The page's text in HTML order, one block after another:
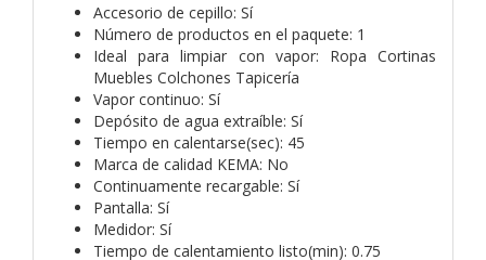
Accesorio de cepillo: Sí
Número de productos en el paquete: 1
Ideal para limpiar con vapor: Ropa Cortinas
Muebles Colchones Tapicería
Vapor continuo: Sí
Depósito de agua extraíble: Sí
Tiempo en calentarse(sec): 45
Marca de calidad KEMA: No
Continuamente recargable: Sí
Pantalla: Sí
Medidor: Sí
Tiempo de calentamiento listo(min): 0.75